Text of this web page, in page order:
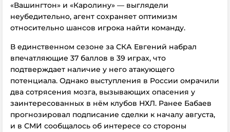
«Вашингтон» и «Каролину» — выглядели
неубедительно, агент сохраняет оптимизм
относительно шансов игрока найти команду.
В единственном сезоне за СКА Евгений набрал
впечатляющие 37 баллов в 39 играх, что
подтверждает наличие у него атакующего
потенциала. Однако выступления в России омрачили
два сотрясения мозга, вызывающих опасения у
заинтересованных в нём клубов НХЛ. Ранее Бабаев
прогнозировал подписание сделки к началу августа,
и в СМИ сообщалось об интересе со стороны